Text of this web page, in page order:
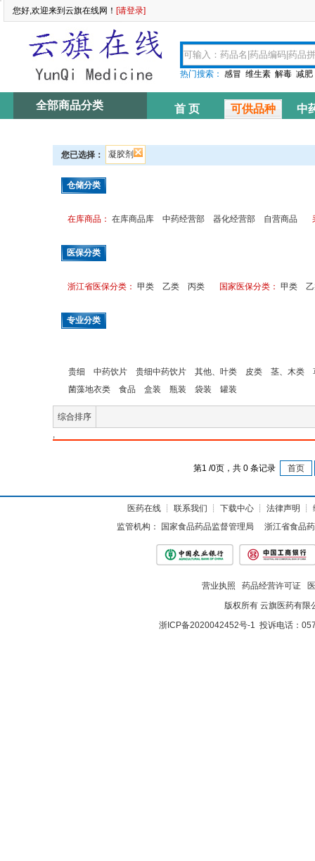
您好,欢迎来到云旗在线网！ [请登录]
热门搜索：感冒 维生素 解毒 减肥
全部商品分类 首 页 可供品种
中
您已选择： 凝胶剂
仓储分类
在库商品： 在库商品库 中药经营部 器化经营部 自营商品
医保分类
浙江省医保分类： 甲类 乙类 丙类 国家医保分类： 甲类
专业分类
贵细 中药饮片 贵细中药饮片 其他、叶类 皮类 茎、木类
菌藻地衣类
食品 盒装 瓶装 袋装 罐装
综合排序
,
第1 /0页，共 0条记录 首页
医药在线┊ 联系我们 ┊ 下载中心┊ 法律声明 ┊
监管机构：
国家食品药品监督管理局 浙江省食品
营业执照 药品经营许可证
版权所有 云旗医药有限
浙ICP备2020042452号-1 投诉电话：